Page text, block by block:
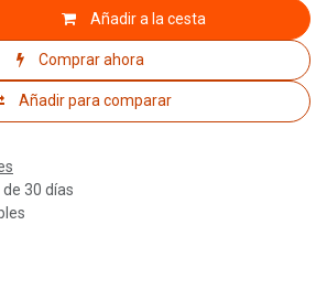
Añadir a la cesta
Comprar ahora
Añadir para comparar
30 días